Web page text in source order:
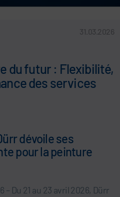
31.03.2026
du futur : Flexibilité,
des services
dévoile ses
pour la peinture
– Du 21 au 23 avril 2026, Dürr